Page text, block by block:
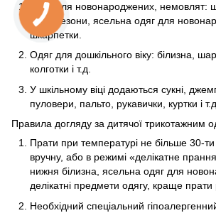
Одяг для новонароджених, немовлят:
комбінезони, ясельна одяг для
шкарпетки.
Одяг для дошкільного віку: білизна,
колготки і т.д.
У шкільному віці додаються сукні,
пуловери, пальто, рукавички, куртки і т.д.
Правила догляду за дитячої трикотажним
Прати при температурі не більше 30-ти
вручну, або в режимі «делікатне
нижня білизна, ясельна одяг для
делікатні предмети одягу, краще
Необхідний спеціальний